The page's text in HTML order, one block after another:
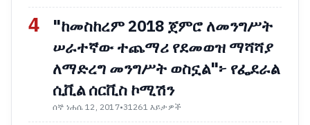
4
"ከመስከረም 2018 ጀምሮ ለመንግሥት
ሠራተኛው ተጨማሪ የደመወዝ ማሻሻያ
ለማድረግ መንግሥት ወስኗል"፦ የፌደራል
ሲቪል ሰርቪስ ኮሚሽን
ሰኞ ነሐሴ 12, 2017•31261 እይታዎች